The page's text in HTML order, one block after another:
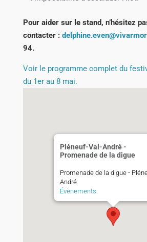
Pour aider sur le stand, n’hésitez
contacter :
94.
Voir le programme complet du
du 1er au 8 mai.
Pléneuf-Val-André -
Promenade de la digue
Promenade de la digue -
André
Évènements